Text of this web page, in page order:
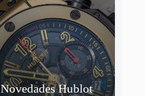
Novedades Hublot